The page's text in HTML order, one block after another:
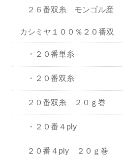
２６番双糸 モンゴル産
カシミヤ１００％２０番双
糸・単糸
・２０番単糸
・２０番双糸
２０番双糸 ２０ｇ巻
・２０番４ply
２０番４ply ２０ｇ巻